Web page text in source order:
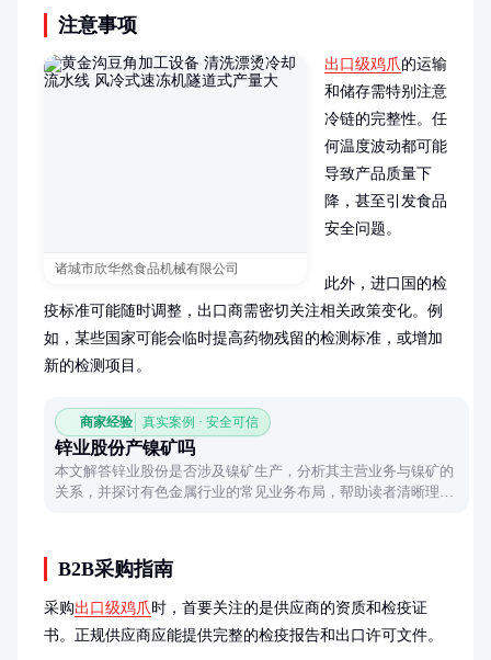
注意事项
诸城市欣华然食品机械有限公司
出口级鸡爪的运输
和储存需特别注意
冷链的完整性。任
何温度波动都可能
导致产品质量下
降，甚至引发食品
安全问题。
此外，进口国的检
疫标准可能随时调整，出口商需密切关注相关政策变化。例
如，某些国家可能会临时提高药物残留的检测标准，或增加
新的检测项目。
商家经验 真实案例 · 安全可信
锌业股份产镍矿吗
本文解答锌业股份是否涉及镍矿生产，分析其主营业务与镍矿的
关系，并探讨有色金属行业的常见业务布局，帮助读者清晰理解
B2B采购指南
采购出口级鸡爪时，首要关注的是供应商的资质和检疫证
书。正规供应商应能提供完整的检疫报告和出口许可文件。